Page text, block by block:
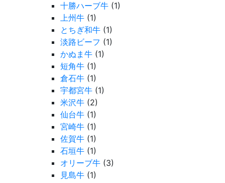
十勝ハーブ牛 (1)
上州牛 (1)
とちぎ和牛 (1)
淡路ビーフ (1)
かぬま牛 (1)
短角牛 (1)
倉石牛 (1)
宇都宮牛 (1)
米沢牛 (2)
仙台牛 (1)
宮崎牛 (1)
佐賀牛 (1)
石垣牛 (1)
オリーブ牛 (3)
見島牛 (1)